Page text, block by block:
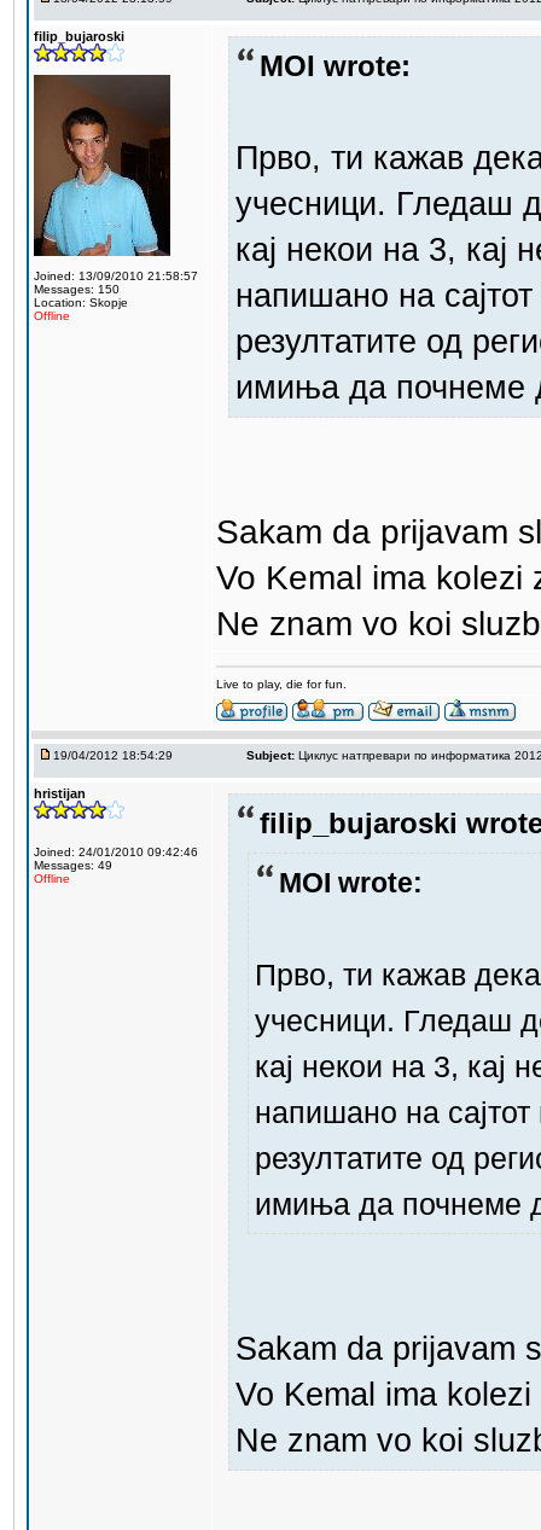
filip_bujaroski
Joined: 13/09/2010 21:58:57
Messages: 150
Location: Skopje
Offline
MOI wrote:
Прво, ти кажав
учесници. Гледаш
кај некои на 3, кај
напишано на
резултатите од
имиња да почнеме
Sakam da prijavam
Vo Kemal ima
Ne znam vo koi
Live to play, die for fun.
19/04/2012 18:54:29 Subject: Циклус натпревари по информатика
hristijan
Joined: 24/01/2010 09:42:46
Messages: 49
Offline
filip_bujaroski
MOI wrote:
Прво, ти кажав
учесници. Гледаш
кај некои на 3, кај
напишано на
резултатите од
имиња да почнеме
Sakam da prijavam
Vo Kemal ima
Ne znam vo koi